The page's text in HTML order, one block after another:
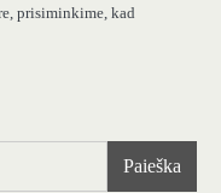
prisiminkime, kad
Paieška